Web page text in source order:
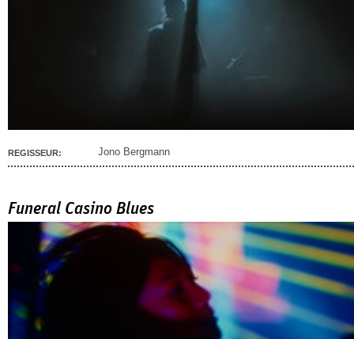
REGISSEUR: Jono Bergmann
Funeral Casino Blues